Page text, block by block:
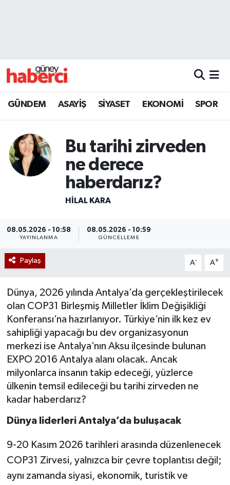
GÜNDEM ASAYİŞ SİYASET EKONOMİ SPOR
Bu tarihi zirveden
ne derece
haberdarız?
HILAL KARA
08.05.2026 - 10:58
YAYINLANMA
08.05.2026 - 10:59
GÜNCELLEME
Paylaş A- A+
Dünya, 2026 yılında Antalya’da gerçekleştirilecek
olan COP31 Birleşmiş Milletler İklim Değişikliği
Konferansı’na hazırlanıyor. Türkiye’nin ilk kez ev
sahipliği yapacağı bu dev organizasyonun
merkezi ise Antalya’nın Aksu ilçesinde bulunan
EXPO 2016 Antalya alanı olacak. Ancak
milyonlarca insanın takip edeceği, yüzlerce
ülkenin temsil edileceği bu tarihi zirveden ne
kadar haberdarız?
Dünya liderleri Antalya’da buluşacak
9-20 Kasım 2026 tarihleri arasında düzenlenecek
COP31 Zirvesi, yalnızca bir çevre toplantısı değil;
aynı zamanda siyasi, ekonomik, turistik ve
Beyoğlu Trafik Yoğunluk Haritası
Son Dakika Haberleri
Haber Arşivi